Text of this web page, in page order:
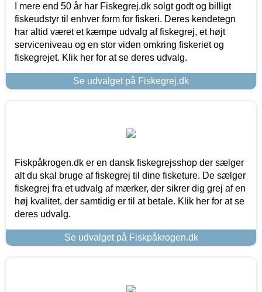
I mere end 50 år har Fiskegrej.dk solgt godt og billigt
fiskeudstyr til enhver form for fiskeri. Deres kendetegn
har altid været et kæmpe udvalg af fiskegrej, et højt
serviceniveau og en stor viden omkring fiskeriet og
fiskegrejet. Klik her for at se deres udvalg.
Se udvalget på Fiskegrej.dk
Fiskpåkrogen.dk er en dansk fiskegrejsshop der sælger
alt du skal bruge af fiskegrej til dine fisketure. De sælger
fiskegrej fra et udvalg af mærker, der sikrer dig grej af en
høj kvalitet, der samtidig er til at betale. Klik her for at se
deres udvalg.
Se udvalget på Fiskpåkrogen.dk